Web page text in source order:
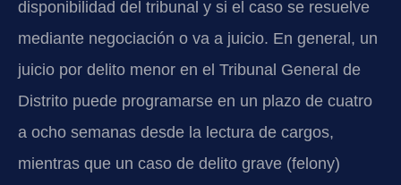
disponibilidad del tribunal y si el caso se resuelve
mediante negociación o va a juicio. En general, un
juicio por delito menor en el Tribunal General de
Distrito puede programarse en un plazo de cuatro
a ocho semanas desde la lectura de cargos,
mientras que un caso de delito grave (felony)